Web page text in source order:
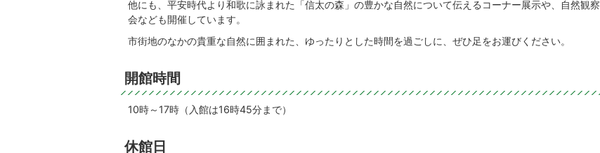
他にも、平安時代より和歌に詠まれた「信太の森」の豊かな自然について伝えるコーナー展示や、自然観察
会なども開催しています。
市街地のなかの貴重な自然に囲まれた、ゆったりとした時間を過ごしに、ぜひ足をお運びください。
開館時間
10時～17時（入館は16時45分まで）
休館日